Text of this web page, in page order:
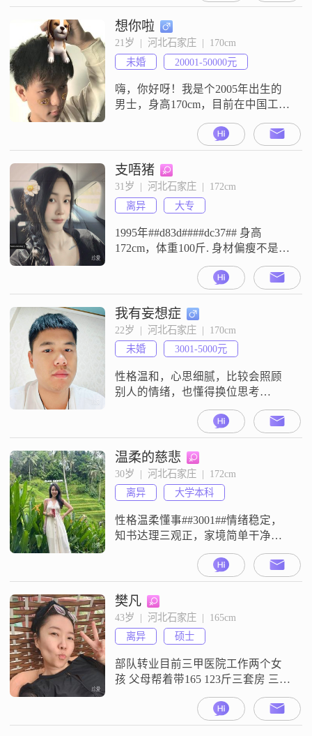
##3002##想要跟我多了解一下的可
以给我点个关注，我会回关你的，
谢谢
想你啦
21岁  |  河北石家庄  |  170cm
未婚
20001-50000元
嗨，你好呀！我是个2005年出生的
男士，身高170cm，目前在中国工
间##3002##我觉得爱情应该是双向
奔赴的，所以特别希望能遇到那个
愿意和我一起努力的人##3002##说
到爱好，我可是个台球高手哦，有
空的话可以一起切磋一下##3002##
我还特别喜欢小动物，家里养了宠
物，感觉
支唔猪
31岁  |  河北石家庄  |  172cm
离异
大专
1995年##d83d####dc37## 身高
172cm，体重100斤. 身材偏瘦不是丰
腴体型. 目前离异有一女宝儿.本人对
感情的态度是宁缺毋滥. 宁可一辈子
不再婚 也不会将就 儿戏婚姻.择偶要
求1##fe0f####20e3## 尊重我的信仰
本人有信仰 对自己和对方的婚姻忠
实度要求很高. 感情洁癖 绝不是那种
对方
我有妄想症
22岁  |  河北石家庄  |  170cm
未婚
3001-5000元
性格温和，心思细腻，比较会照顾
别人的情绪，也懂得换位思考
##3002##不擅长花言巧语，但会用
行动表达真心，对待感情认真且专
一##3002##
温柔的慈悲
30岁  |  河北石家庄  |  172cm
离异
大学本科
性格温柔懂事##3001##情绪稳定，
知书达理三观正，家境简单干净
##3002##身高在线，长相耐看舒
服，不粘人##3001##好相处不做作
##3002##喜欢把家里打理得井井有
条，知足常乐，没有太大野心，心
态平和##3002##能和对方同频交
流，愿意提供稳定情绪价值，也喜
欢尝试不同风格，动静皆宜，轻熟
又带点活力，是个
樊凡
43岁  |  河北石家庄  |  165cm
离异
硕士
部队转业目前三甲医院工作两个女
孩 父母帮着带165 123斤三套房 三辆
车内心缺乏安全感 恋爱脑爱好舞蹈